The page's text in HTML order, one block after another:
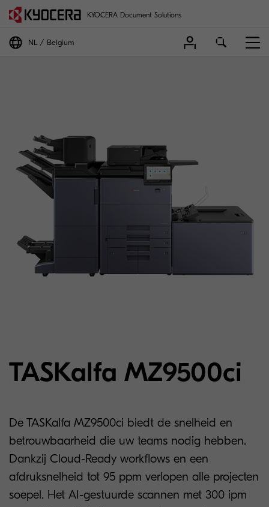
KYOCERA Document Solutions
NL Belgium
TASKalfa MZ9500ci
De TASKalfa MZ9500ci biedt de snelheid en
betrouwbaarheid die uw teams nodig hebben.
Dankzij Cloud-Ready workflows en een
afdruksnelheid tot 95 ppm verlopen alle projecten
soepel. Het AI-gestuurde scannen met 300 ipm